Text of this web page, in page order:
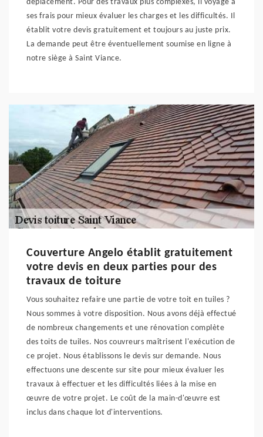
déplacement. Pour des travaux plus complexes, il voyage à
ses frais pour mieux évaluer les charges et les difficultés. Il
établit votre devis gratuitement et toujours au juste prix.
La demande peut être éventuellement soumise en ligne à
notre siège à Saint Viance.
Couverture Angelo établit gratuitement
votre devis en deux parties pour des
travaux de toiture
Vous souhaitez refaire une partie de votre toit en tuiles ?
Nous sommes à votre disposition. Nous avons déjà effectué
de nombreux changements et une rénovation complète
des toits de tuiles. Nos couvreurs maîtrisent l'exécution de
ce projet. Nous établissons le devis sur demande. Nous
effectuons une descente sur site pour mieux évaluer les
travaux à effectuer et les difficultés liées à la mise en
œuvre de votre projet. Le coût de la main-d'œuvre est
inclus dans chaque lot d'interventions.